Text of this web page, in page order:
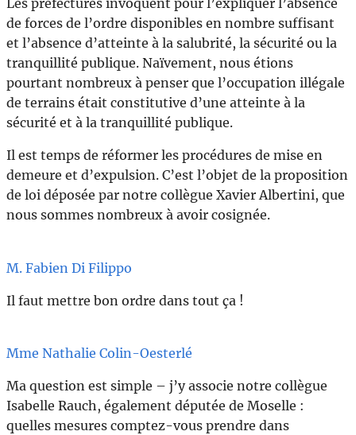
de forces de l’ordre disponibles en nombre suffisant
et l’absence d’atteinte à la salubrité, la sécurité ou la
tranquillité publique. Naïvement, nous étions
pourtant nombreux à penser que l’occupation illégale
de terrains était constitutive d’une atteinte à la
sécurité et à la tranquillité publique.
Il est temps de réformer les procédures de mise en
demeure et d’expulsion. C’est l’objet de la proposition
de loi déposée par notre collègue Xavier Albertini, que
nous sommes nombreux à avoir cosignée.
M. Fabien Di Filippo
Il faut mettre bon ordre dans tout ça !
Mme Nathalie Colin-Oesterlé
Ma question est simple – j’y associe notre collègue
Isabelle Rauch, également députée de Moselle :
quelles mesures comptez-vous prendre dans